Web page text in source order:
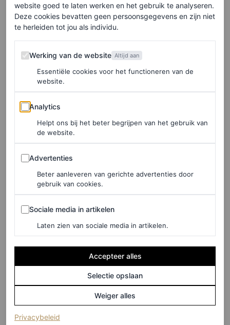
De 20 beste
catwalkmomenten van
Nederlands topmodel Marjan
Jonkman
MARJOLEIN VAN DEN BRAND
MODELS
naakt’
PARTNERSHIP
Deze nieuwe campagne
geschoten door
gerenommeerd fotograaf
Bastiaan Woudt is een piece
of art
website goed te laten werken en het gebruik te analyseren.
Deze cookies bevatten geen persoonsgegevens en zijn niet
te herleiden tot jou als individu.
Werking van de website
Werking van de website Altijd aan
Essentiële cookies voor het functioneren van de
website.
Analytics
Analytics
Helpt ons bij het beter begrijpen van het gebruik van
de website.
Advertenties
Advertenties
Beter aanleveren van gerichte advertenties door
gebruik van cookies.
Sociale media in artikelen
Sociale media in artikelen
Laten zien van sociale media in artikelen.
Accepteer alles
Selectie opslaan
Weiger alles
Privacybeleid